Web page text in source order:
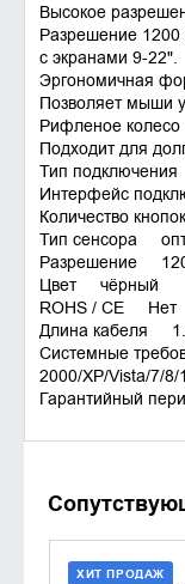
Высокое
Разрешение
с экранами 9-22".
Эргономичная
Позволяет мыши
Рифленое колесо
Подходит для
Тип
Интерфейс
Количество
Тип сенсора
Разрешение
Цвет чёрный
ROHS / CE Нет
Длина кабеля
Системные
2000/XP/Vista/7/8/
Гарантийный
ХИТ ПРОДАЖ